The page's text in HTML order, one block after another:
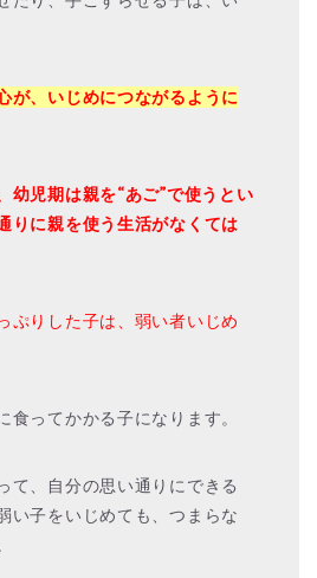
が、いじめにつながるように
幼児期は親を“あご”で使うとい
りに親を使う生活がなくては
ぷりした子は、弱い者いじめ
食ってかかる子になります。
て、自分の思い通りにできる
い子をいじめても、つまらな